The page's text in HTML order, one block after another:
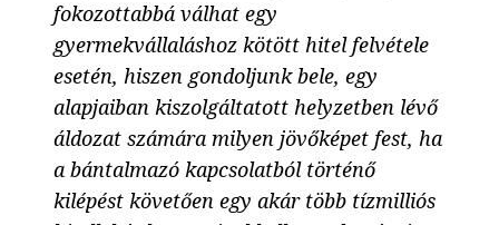
fokozottabbá válhat egy
gyermekvállaláshoz kötött hitel felvétele
esetén, hiszen gondoljunk bele, egy
alapjaiban kiszolgáltatott helyzetben lévő
áldozat számára milyen jövőképet fest, ha
a bántalmazó kapcsolatból történő
kilépést követően egy akár több tízmilliós